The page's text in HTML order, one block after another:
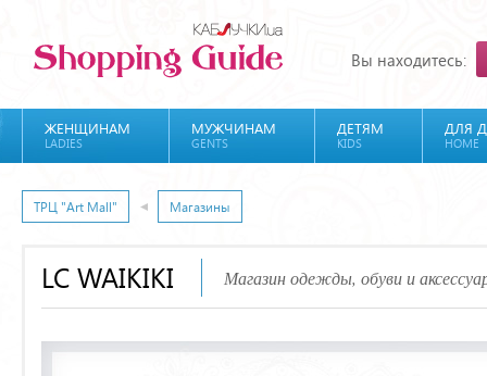
Вы находитесь:
ЖЕНЩИНАМ
LADIES
МУЖЧИНАМ
GENTS
ДЕТЯМ
KIDS
ДЛЯ
HOME
ТРЦ "Art Mall" Магазины
LC WAIKIKI Магазин одежды, обуви и